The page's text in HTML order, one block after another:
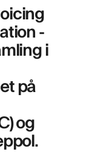
-
i
på
og